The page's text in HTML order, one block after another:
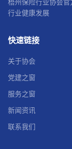
梧州保险行业协会官
行业健康发展
快速链接
关于协会
党建之窗
服务之窗
新闻资讯
联系我们